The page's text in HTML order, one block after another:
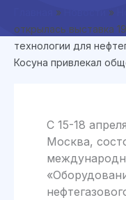
» »
открылась выставка
технологии для
Косуна привлекал
C 15-18
Москва,